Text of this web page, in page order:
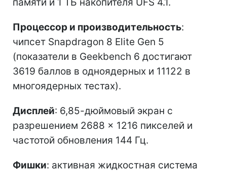
Процессор и производительность:
чипсет Snapdragon 8 Elite Gen 5
(показатели в Geekbench 6 достигают
3619 баллов в одноядерных и 11122 в
многоядерных тестах).
Дисплей: 6,85-дюймовый экран с
разрешением 2688 × 1216 пикселей и
частотой обновления 144 Гц.
Фишки: активная жидкостная система